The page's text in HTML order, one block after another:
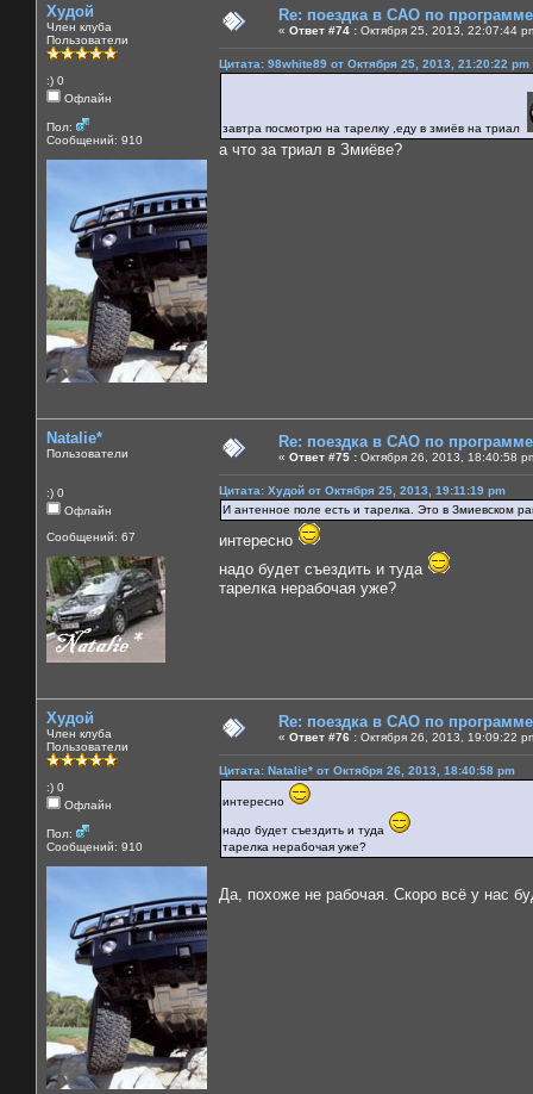
Худой
Член клуба
Пользователи
:) 0
Офлайн
Пол:
Сообщений: 910
Re: поездка в САО по
« Ответ #74 : Октября 25, 2013, 22:07:44
Цитата: 98white89 от Октября 25, 2013, 21:20:22 pm
завтра посмотрю на тарелку ,еду в змиёв на триал
а что за триал в Змиёве?
Natalie*
Пользователи
:) 0
Офлайн
Сообщений: 67
Re: поездка в САО по
« Ответ #75 : Октября 26, 2013, 18:40:58
Цитата: Худой от Октября 25, 2013, 19:11:19 pm
И антенное поле есть и тарелка. Это в Змиевском
интересно
надо будет съездить и туда
тарелка нерабочая уже?
Худой
Член клуба
Пользователи
:) 0
Офлайн
Пол:
Сообщений: 910
Re: поездка в САО по
« Ответ #76 : Октября 26, 2013, 19:09:22
Цитата: Natalie* от Октября 26, 2013, 18:40:58 pm
интересно
надо будет съездить и туда
тарелка нерабочая уже?
Да, похоже не рабочая. Скоро всё у нас